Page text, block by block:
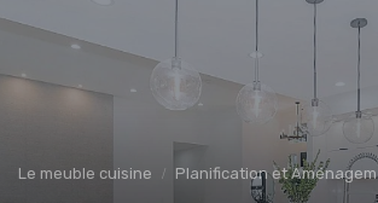
Le meuble cuisine Planification et Aménagement